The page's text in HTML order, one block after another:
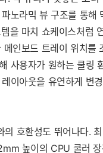
노라믹 뷰 구조를 통해
을 마치 쇼케이스처럼
메인보드 트레이 위치를
사용자가 원하는 쿨링
이아웃을 유연하게 변
의 호환성도 뛰어나다.
높이의 CPU 쿨러